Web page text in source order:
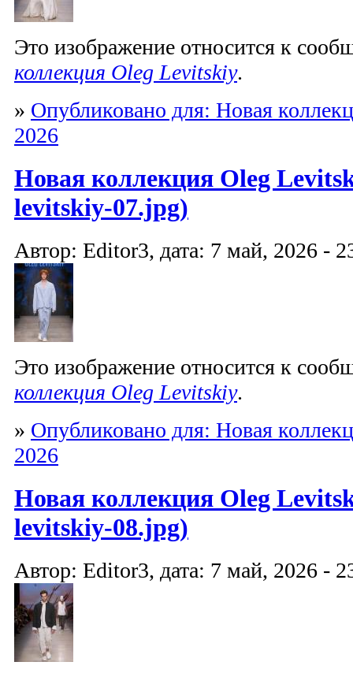
Это изображение относится к
коллекция Oleg Levitskiy.
» Опубликовано для: Новая
2026
Новая коллекция Oleg
levitskiy-07.jpg)
Автор: Editor3, дата: 7 май, 2026 -
Это изображение относится к
коллекция Oleg Levitskiy.
» Опубликовано для: Новая
2026
Новая коллекция Oleg
levitskiy-08.jpg)
Автор: Editor3, дата: 7 май, 2026 -